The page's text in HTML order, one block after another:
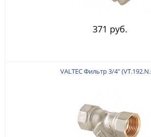
371 руб.
VALTEC Фильтр 3/4"